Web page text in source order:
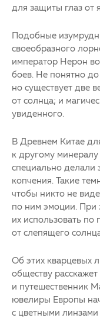
для защиты глаз от
Подобные
своеобразного
император Нерон
боев. Не понятно до
но существует две
от солнца; и
увиденного.
В Древнем Китае
к другому
специально
копчения. Такие
чтобы никто не
по ним эмоции. При
их использовать
от слепящего
Об этих кварцевых
обществу
и путешественник
ювелиры Европы
с цветными